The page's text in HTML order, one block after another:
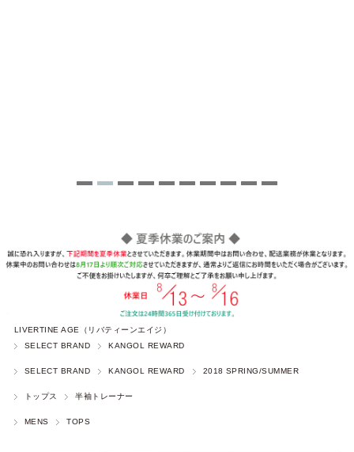
LIVERTINE AGE（リバティーンエイジ）
SELECT BRAND
KANGOL REWARD
SELECT BRAND KANGOL REWARD 2018 SPRING/SUMMER
トップス 半袖トレーナー
MENS TOPS